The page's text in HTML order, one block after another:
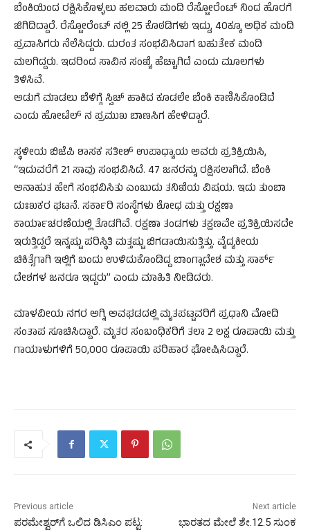
ಬೆಂಕಿಯಿಂದ ರಕ್ಷಿಸಿಕೊಳ್ಳಲು ಹಲವಾರು ಮಂದಿ ರೆಸ್ಟೋರೆಂಟ್‌ ನಿಂದ ಹೊರಗೆ
ಜಿಗಿದಿದ್ದಾರೆ. ರೆಸ್ಟೋರೆಂಟ್‌ ನಲ್ಲಿ 25 ಕೊಠಡಿಗಳು ಇದ್ದು, 40ಕ್ಕೂ ಅಧಿಕ ಮಂದಿ
ಪ್ರವಾಸಿಗರು ನೆಲೆಸಿದ್ದರು. ದುರಂತ ಸಂಭವಿಸಿದಾಗ ಬಹುತೇಕ ಮಂದಿ
ಮಲಗಿದ್ದರು. ಇದರಿಂದ ಸಾವಿನ ಸಂಖ್ಯೆ ಹೆಚ್ಚಾಗಿದೆ ಎಂದು ಮೂಲಗಳು
ತಿಳಿಸಿವೆ.
ಅಡುಗೆ ಮಾಡಲು ಬೆಳಿಗ್ಗೆ ಸ್ವಿಚ್‌ ಹಾಕಿದ ಕೂಡಲೇ ಬೆಂಕಿ ಕಾಣಿಸಿಕೊಂಡಿದೆ
ಎಂದು ಹೋಟೆಲ್‌ ನ ಪ್ರಮುಖ ಬಾಣಸಿಗ ಹೇಳಿದ್ದಾರೆ.
ಸ್ಥಳೀಯ ಬಿಜೆಪಿ ಶಾಸಕ ಸತೀಶ್ ಉಪಾಧ್ಯಾಯ ಅವರು ಪ್ರತಿಕ್ರಿಯಿಸಿ,
“ಇದುವರೆಗೆ 21 ಸಾವು ಸಂಭವಿಸಿದೆ. 47 ಜನರನ್ನು ರಕ್ಷಿಸಲಾಗಿದೆ. ಬೆಂಕಿ
ಅನಾಹುತ ಹೇಗೆ ಸಂಭವಿಸಿತು ಎಂಬುದು ತನಿಖೆಯ ವಿಷಯ. ಇದು ತುಂಬಾ
ದುಃಖಕರ ಘಟನೆ. ಸರ್ಕಾರಿ ಸಂಸ್ಥೆಗಳು ಶೋಧ ಮತ್ತು ರಕ್ಷಣಾ
ಕಾರ್ಯಾಚರಣೆಯಲ್ಲಿ ತೊಡಗಿವೆ. ರಕ್ಷಣಾ ತಂಡಗಳು ತಕ್ಷಣವೇ ಪ್ರತಿಕ್ರಿಯಿಸದೇ
ಇರುತ್ತಿದ್ದರೆ ಇನ್ನಷ್ಟು ಪರಿಸ್ಥಿತಿ ಮತ್ತಷ್ಟು ಬಿಗಡಾಯಿಸುತ್ತಿತ್ತು. ವೈದ್ಯಕೀಯ
ಚಿಕಿತ್ಸೆಗಾಗಿ ಇಲ್ಲಿಗೆ ಬಂದು ಉಳಿದುಕೊಂಡಿದ್ದ ಬಾಂಗ್ಲಾದೇಶ ಮತ್ತು ಸಾರ್ಕ್
ದೇಶಗಳ ಜನರೂ ಇದ್ದರು” ಎಂದು ಮಾಹಿತಿ ನೀಡಿದರು.
ಮಾಳವೀಯ ನಗರ ಅಗ್ನಿ ಅವಘಡದಲ್ಲಿ ಮೃತಪಟ್ಟವರಿಗೆ ಪ್ರಧಾನಿ ಮೋದಿ
ಸಂತಾಪ ಸೂಚಿಸಿದ್ದಾರೆ. ಮೃತರ ಸಂಬಂಧಿಕರಿಗೆ ತಲಾ 2 ಲಕ್ಷ ರೂಪಾಯಿ ಮತ್ತು
ಗಾಯಾಳುಗಳಿಗೆ 50,000 ರೂಪಾಯಿ ಪರಿಹಾರ ಘೋಷಿಸಿದ್ದಾರೆ.
Previous article
ಪರಮೇಶ್ವರ್‌ಗೆ ಒಲಿದ ಡಿಸಿಎಂ ಪಟ್ಟ:
Next article
ಭಾರತದ ಮೇಲೆ ಶೇ.12.5 ಸುಂಕ